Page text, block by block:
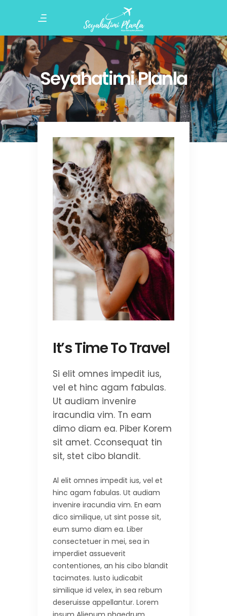
Seyahatimi Planla
It’s Time To Travel
Si elit omnes impedit ius,
vel et hinc agam fabulas.
Ut audiam invenire
iracundia vim. Tn eam
dimo diam ea. Piber Korem
sit amet. Cconsequat tin
sit, stet cibo blandit.
Al elit omnes impedit ius, vel et
hinc agam fabulas. Ut audiam
invenire iracundia vim. En eam
dico similique, ut sint posse sit,
eum sumo diam ea. Liber
consectetuer in mei, sea in
imperdiet assueverit
contentiones, an his cibo blandit
tacimates. Iusto iudicabit
similique id velex, in sea rebum
deseruisse appellantur. Lorem